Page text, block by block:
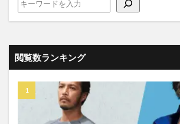
閲覧数ランキング